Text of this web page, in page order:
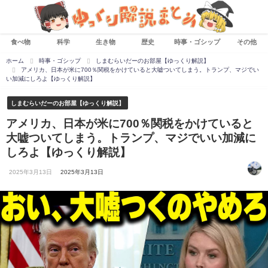
食べ物 科学 生き物 歴史 時事・ゴシップ その他
ホーム 時事・ゴシップ
しまむらいだーのお部屋【ゆっくり解説】
アメリカ、日本が米に700％関税をかけていると大嘘ついてしまう。トランプ、マジでい
い加減にしろよ【ゆっくり解説】
しまむらいだーのお部屋【ゆっくり解説】
アメリカ、日本が米に700％関税をかけていると
大嘘ついてしまう。トランプ、マジでいい加減に
しろよ【ゆっくり解説】
2025年3月13日 2025年3月13日